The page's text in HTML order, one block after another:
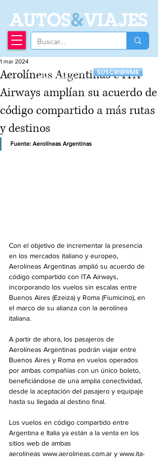
AUTOS&VIAJES
Recibí nuestro
Newsletter
SUSCRIBIRME
Aerolíneas Argentinas e ITA
Airways amplían su acuerdo de
código compartido a más rutas
y destinos
1 mar 2024
Fuente: Aerolíneas Argentinas
Con el objetivo de incrementar la presencia
en los mercados italiano y europeo,
Aerolíneas Argentinas amplió su acuerdo de
código compartido con ITA Airways,
incorporando los vuelos sin escalas entre
Buenos Aires (Ezeiza) y Roma (Fiumicino), en
el marco de su alianza con la aerolínea
italiana.
A partir de ahora, los pasajeros de
Aerolíneas Argentinas podrán viajar entre
Buenos Aires y Roma en vuelos operados
por ambas compañías con un único boleto,
beneficiándose de una amplia conectividad,
desde la aceptación del pasajero y equipaje
hasta su llegada al destino final.
Los vuelos en código compartido entre
Argentina e Italia ya están a la venta en los
sitios web de ambas
aerolíneas www.aerolineas.com.ar y www.ita-